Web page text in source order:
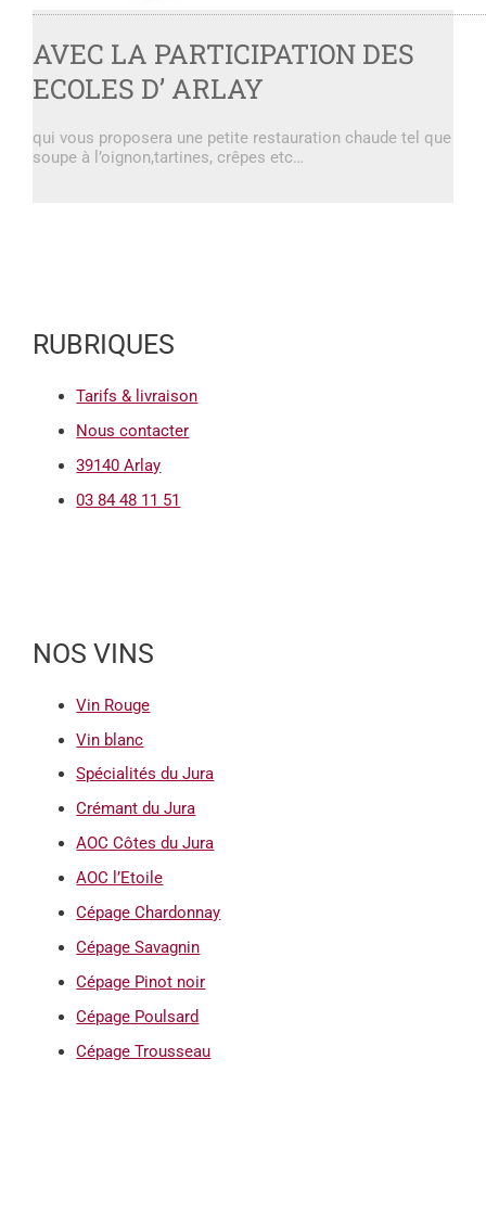
AVEC LA PARTICIPATION DES
ECOLES D’ ARLAY
qui vous proposera une petite restauration chaude tel que
soupe à l’oignon,tartines, crêpes etc…
RUBRIQUES
Tarifs & livraison
Nous contacter
39140 Arlay
03 84 48 11 51
NOS VINS
Vin Rouge
Vin blanc
Spécialités du Jura
Crémant du Jura
AOC Côtes du Jura
AOC l’Etoile
Cépage Chardonnay
Cépage Savagnin
Cépage Pinot noir
Cépage Poulsard
Cépage Trousseau